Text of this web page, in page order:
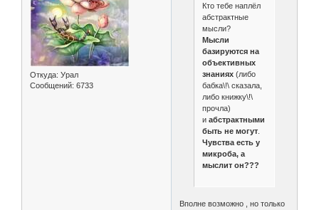
Откуда: Урал
Сообщений: 6733
Кто тебе наплёл
абстрактные
мысли?
Мысли
базируются на
объективных
знаниях(либо
бабка\!\ сказала,
либо книжку\!\
прочла)
и абстрактными
быть не могут.
Чувства есть у
микроба, а
мыслит он???
Вполне возможно , но только